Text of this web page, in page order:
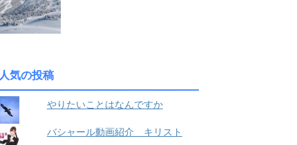
人気の投稿
やりたいことはなんですか
バシャール動画紹介 キリスト